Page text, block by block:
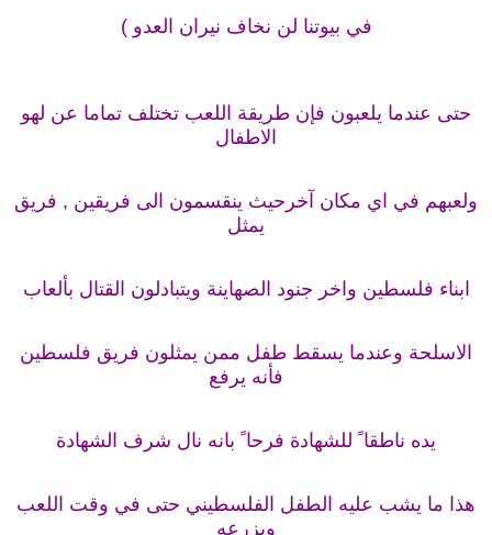
في بيوتنا لن نخاف نيران العدو )
حتى عندما يلعبون فإن طريقة اللعب تختلف تماما عن لهو
الاطفال
ولعبهم في اي مكان آخرحيث ينقسمون الى فريقين , فريق
يمثل
ابناء فلسطين واخر جنود الصهاينة ويتبادلون القتال بألعاب
الاسلحة وعندما يسقط طفل ممن يمثلون فريق فلسطين
فأنه يرفع
يده ناطقا ً للشهادة فرحا ً بانه نال شرف الشهادة
هذا ما يشب عليه الطفل الفلسطيني حتى في وقت اللعب
ويزرعه